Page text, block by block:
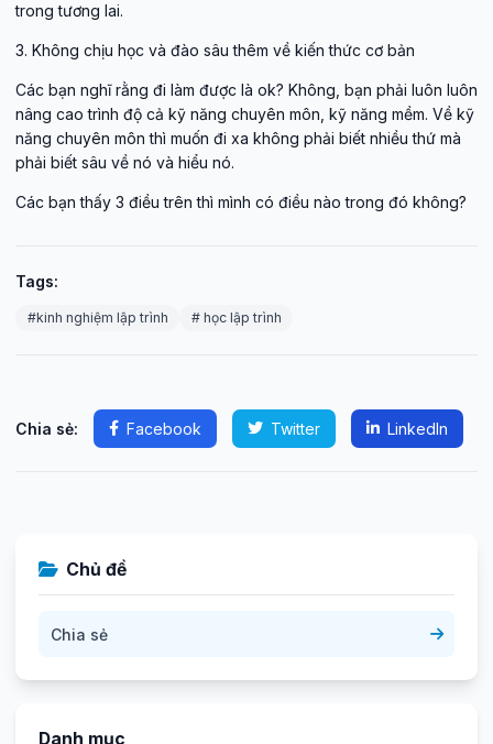
trong tương lai.
3. Không chịu học và đào sâu thêm về kiến thức cơ bản
Các bạn nghĩ rằng đi làm được là ok? Không, bạn phải luôn luôn
nâng cao trình độ cả kỹ năng chuyên môn, kỹ năng mềm. Về kỹ
năng chuyên môn thì muốn đi xa không phải biết nhiều thứ mà
phải biết sâu về nó và hiểu nó.
Các bạn thấy 3 điều trên thì mình có điều nào trong đó không?
Tags:
#kinh nghiệm lập trình # học lập trình
Chia sẻ: Facebook Twitter LinkedIn
Chủ đề
Chia sẻ
Danh mục